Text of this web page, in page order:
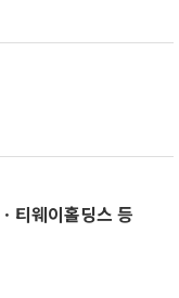
티웨이홀딩스 등